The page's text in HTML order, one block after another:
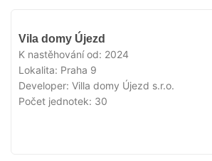
Vila domy Újezd
K nastěhování od: 2024
Lokalita: Praha 9
Developer: Villa domy Újezd s.r.o.
Počet jednotek: 30